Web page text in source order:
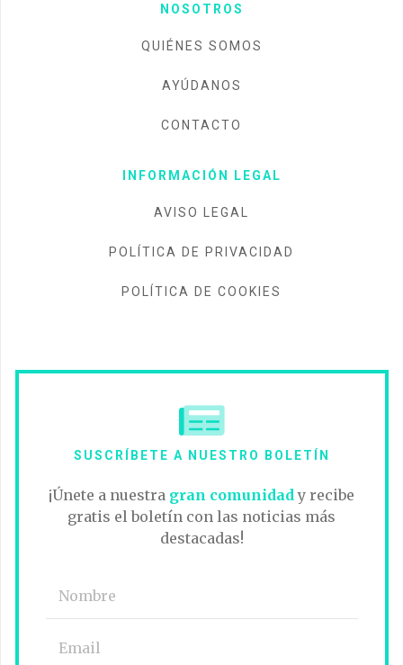
NOSOTROS
QUIÉNES SOMOS
AYÚDANOS
CONTACTO
INFORMACIÓN LEGAL
AVISO LEGAL
POLÍTICA DE PRIVACIDAD
POLÍTICA DE COOKIES
SUSCRÍBETE A NUESTRO BOLETÍN
¡Únete a nuestra gran comunidad y recibe
gratis el boletín con las noticias más
destacadas!